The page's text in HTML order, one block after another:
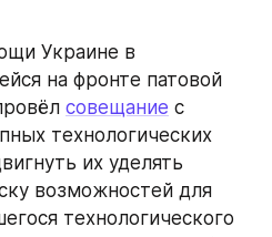
Украине в
на фронте патовой
совещание с
технологических
их уделять
возможностей для
технологического